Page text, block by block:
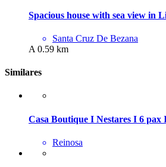
Spacious house with sea view in
Santa Cruz De Bezana
A 0.59 km
Similares
Casa Boutique I Nestares I 6
Reinosa